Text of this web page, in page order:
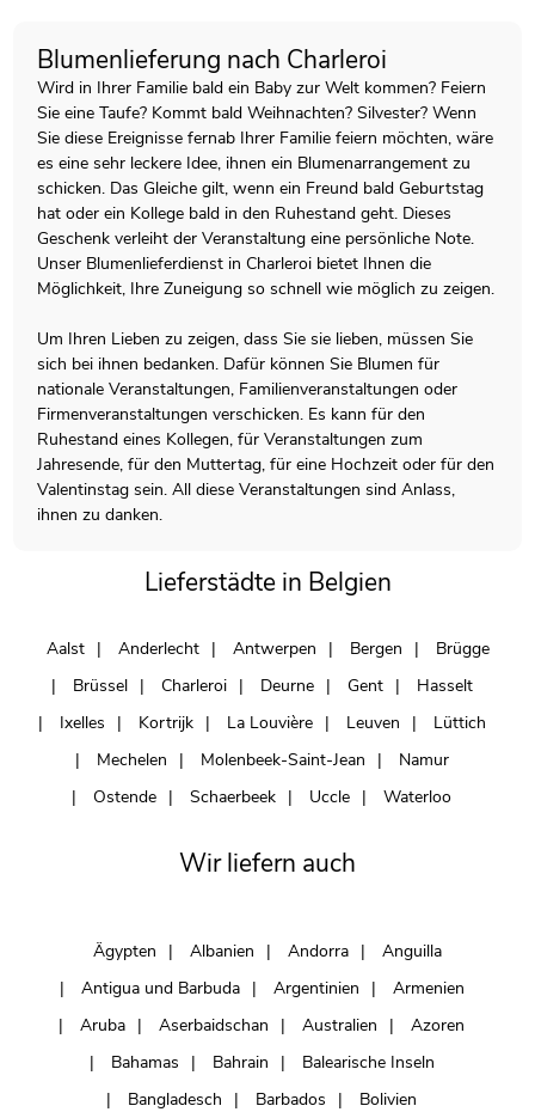
Blumenlieferung nach Charleroi
Wird in Ihrer Familie bald ein Baby zur Welt kommen? Feiern
Sie eine Taufe? Kommt bald Weihnachten? Silvester? Wenn
Sie diese Ereignisse fernab Ihrer Familie feiern möchten, wäre
es eine sehr leckere Idee, ihnen ein Blumenarrangement zu
schicken. Das Gleiche gilt, wenn ein Freund bald Geburtstag
hat oder ein Kollege bald in den Ruhestand geht. Dieses
Geschenk verleiht der Veranstaltung eine persönliche Note.
Unser Blumenlieferdienst in Charleroi bietet Ihnen die
Möglichkeit, Ihre Zuneigung so schnell wie möglich zu zeigen.
Um Ihren Lieben zu zeigen, dass Sie sie lieben, müssen Sie
sich bei ihnen bedanken. Dafür können Sie Blumen für
nationale Veranstaltungen, Familienveranstaltungen oder
Firmenveranstaltungen verschicken. Es kann für den
Ruhestand eines Kollegen, für Veranstaltungen zum
Jahresende, für den Muttertag, für eine Hochzeit oder für den
Valentinstag sein. All diese Veranstaltungen sind Anlass,
ihnen zu danken.
Lieferstädte in Belgien
Aalst Anderlecht Antwerpen Bergen
Brügge
Brüssel
Charleroi Deurne Gent
Hasselt
Ixelles
Kortrijk La Louvière Leuven
Lüttich
Mechelen
Molenbeek-Saint-Jean
Namur
Ostende
Schaerbeek Uccle Waterloo
Wir liefern auch
Ägypten Albanien Andorra
Anguilla
Antigua und Barbuda
Argentinien
Armenien
Aruba
Aserbaidschan Australien
Azoren
Bahamas
Bahrain
Balearische Inseln
Bangladesch
Barbados
Bolivien